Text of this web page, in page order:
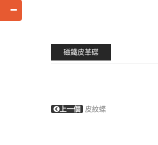
磁鐵皮革碟
上一個 皮紋蝶